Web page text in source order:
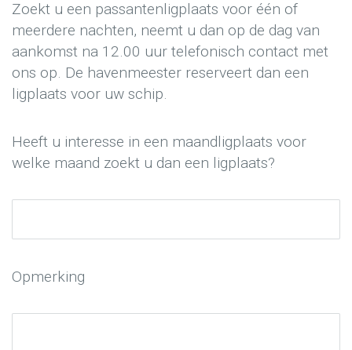
Zoekt u een passantenligplaats voor één of
meerdere nachten, neemt u dan op de dag van
aankomst na 12.00 uur telefonisch contact met
ons op. De havenmeester reserveert dan een
ligplaats voor uw schip.
Heeft u interesse in een maandligplaats voor
welke maand zoekt u dan een ligplaats?
Opmerking